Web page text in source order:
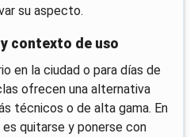
su aspecto.
contexto de uso
en la ciudad o para días de
ofrecen una alternativa
técnicos o de alta gama. En
quitarse y ponerse con